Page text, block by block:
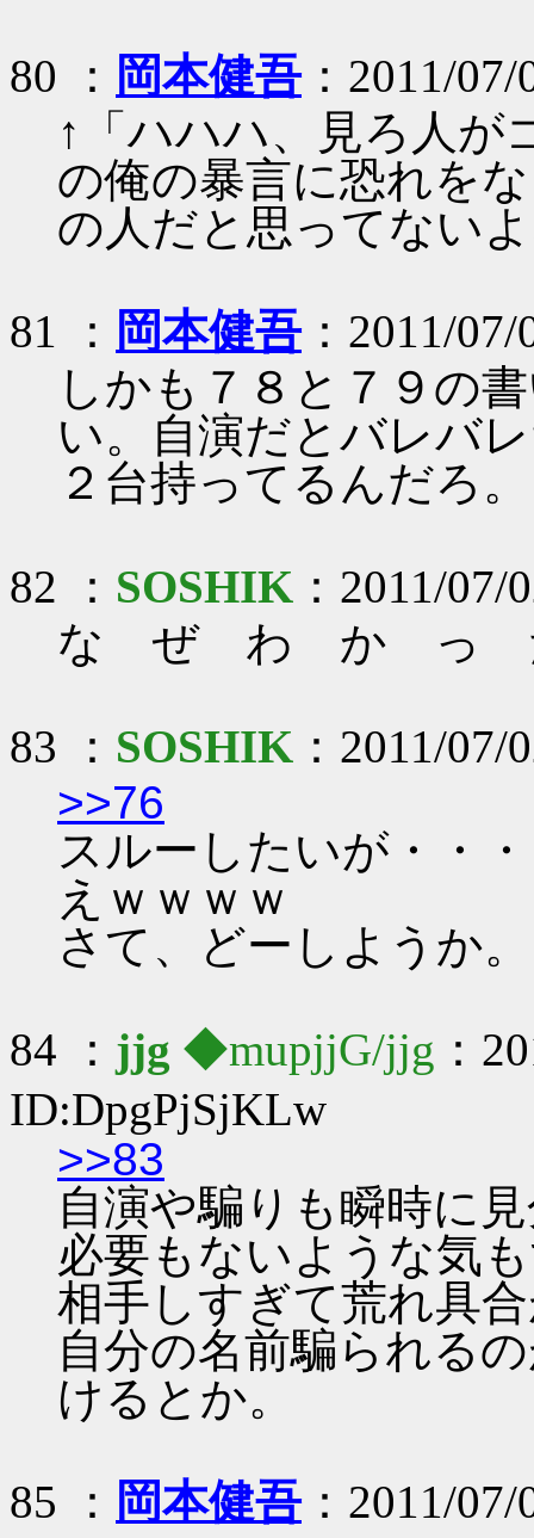
80 ： 岡本健吾：2011/07/
↑「ハハハ、見ろ人が
の俺の暴言に恐れを
の人だと思ってない
81 ： 岡本健吾：2011/07/
しかも７８と７９の
い。自演だとバレバ
２台持ってるんだろ。
82 ： SOSHIK ：2011/
な ぜ わ か っ
83 ： SOSHIK ：2011/
>>76
スルーしたいが・・
えｗｗｗｗ
さて、どーしようか。
84 ： jjg ◆mupjjG/jjg ：
ID:DpgPjSjKLw
>>83
自演や騙りも瞬時に
必要もないような気
相手しすぎて荒れ具
自分の名前騙られる
けるとか。
85 ： 岡本健吾：2011/07/